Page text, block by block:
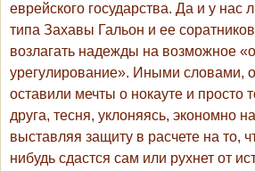
еврейского государства. Да и у
типа Захавы Гальон и ее
возлагать надежды на возможное
урегулирование». Иными словами,
оставили мечты о нокауте и просто
друга, тесня, уклоняясь, экономно
выставляя защиту в расчете на то,
нибудь сдастся сам или рухнет от